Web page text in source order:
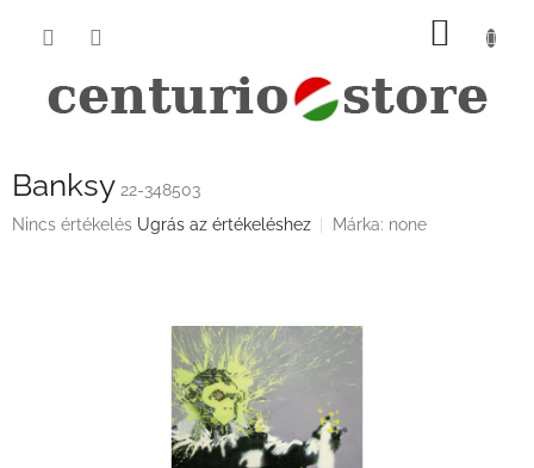
KOSÁR
Banksy 22-348503
A
Nincs értékelés Ugrás az értékeléshez Márka: none